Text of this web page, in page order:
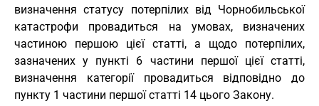
визначення статусу потерпілих від Чорнобильської
катастрофи провадиться на умовах, визначених
частиною першою цієї статті, а щодо потерпілих,
зазначених у пункті 6 частини першої цієї статті,
визначення категорії провадиться відповідно до
пункту 1 частини першої статті 14 цього Закону.